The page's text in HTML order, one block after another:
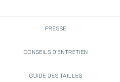
PRESSE
CONSEILS D'ENTRETIEN
GUIDE DES TAILLES